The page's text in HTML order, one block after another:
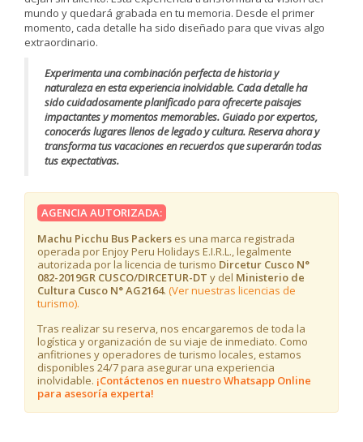
mundo y quedará grabada en tu memoria. Desde el primer
momento, cada detalle ha sido diseñado para que vivas algo
extraordinario.
Experimenta una combinación perfecta de historia y
naturaleza en esta experiencia inolvidable. Cada detalle ha
sido cuidadosamente planificado para ofrecerte paisajes
impactantes y momentos memorables. Guiado por expertos,
conocerás lugares llenos de legado y cultura. Reserva ahora y
transforma tus vacaciones en recuerdos que superarán todas
tus expectativas.
AGENCIA AUTORIZADA:
Machu Picchu Bus Packers es una marca registrada
operada por Enjoy Peru Holidays E.I.R.L., legalmente
autorizada por la licencia de turismo Dircetur Cusco N°
082-2019GR CUSCO/DIRCETUR-DT y del Ministerio de
Cultura Cusco N° AG2164. (Ver nuestras licencias de
turismo).
Tras realizar su reserva, nos encargaremos de toda la
logística y organización de su viaje de inmediato. Como
anfitriones y operadores de turismo locales, estamos
disponibles 24/7 para asegurar una experiencia
inolvidable. ¡Contáctenos en nuestro Whatsapp Online
para asesoría experta!